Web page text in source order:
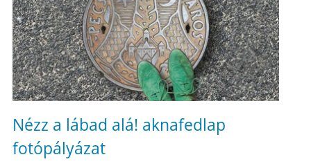
Nézz a lábad alá! aknafedlap
fotópályázat